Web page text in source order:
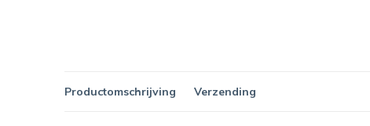
Productomschrijving Verzending